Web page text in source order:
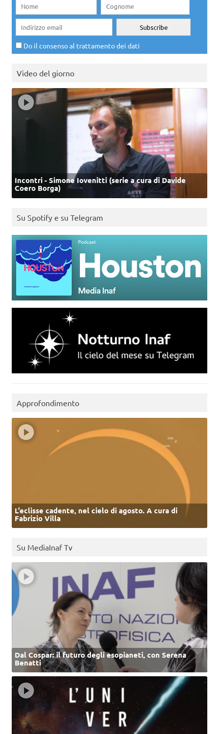
Do il consenso al trattamento dei dati
Video del giorno
Incontri - Simone Iovenitti (serie a cura di Davide
Coero Borga)
Su Spotify e su Telegram
Approfondimento
L’eclisse cadente, nel cielo di agosto. A cura di
Fabrizio Villa
Su MediaInaf Tv
Dal Cospar: il futuro degli esopianeti, con Serena
Benatti